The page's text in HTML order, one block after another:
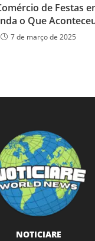
de Festas
o Que
7 de março de 2025
NOTICIARE